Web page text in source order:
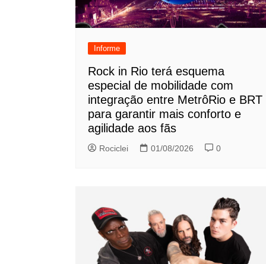
Informe
Rock in Rio terá esquema
especial de mobilidade com
integração entre MetrôRio e BRT
para garantir mais conforto e
agilidade aos fãs
Rociclei 01/08/2026 0